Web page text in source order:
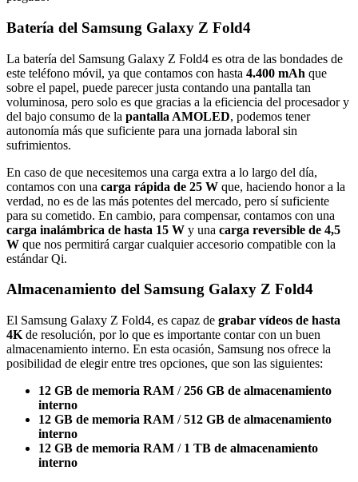
Batería del Samsung Galaxy Z Fold4
La batería del Samsung Galaxy Z Fold4 es otra de las bondades de
este teléfono móvil, ya que contamos con hasta 4.400 mAh que
sobre el papel, puede parecer justa contando una pantalla tan
voluminosa, pero solo es que gracias a la eficiencia del procesador y
del bajo consumo de la pantalla AMOLED, podemos tener
autonomía más que suficiente para una jornada laboral sin
sufrimientos.
En caso de que necesitemos una carga extra a lo largo del día,
contamos con una carga rápida de 25 W que, haciendo honor a la
verdad, no es de las más potentes del mercado, pero sí suficiente
para su cometido. En cambio, para compensar, contamos con una
carga inalámbrica de hasta 15 W y una carga reversible de 4,5
W que nos permitirá cargar cualquier accesorio compatible con la
estándar Qi.
Almacenamiento del Samsung Galaxy Z Fold4
El Samsung Galaxy Z Fold4, es capaz de grabar vídeos de hasta
4K de resolución, por lo que es importante contar con un buen
almacenamiento interno. En esta ocasión, Samsung nos ofrece la
posibilidad de elegir entre tres opciones, que son las siguientes:
12 GB de memoria RAM /256 GB de almacenamiento
interno
12 GB de memoria RAM /512 GB de almacenamiento
interno
12 GB de memoria RAM / 1 TB de almacenamiento
interno